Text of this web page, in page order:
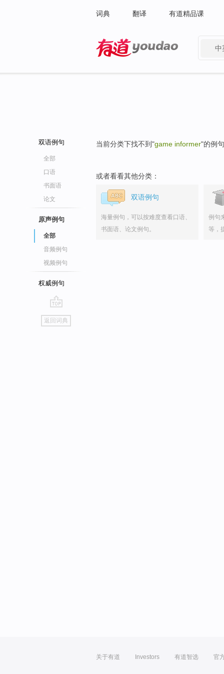
词典 翻译 有道精品课
中
双语例句
全部
口语
书面语
论文
原声例句
全部
音频例句
视频例句
权威例句
go
top
返回词典
当前分类下找不到"game informer"的例句
或者看看其他分类：
双语例句
海量例句，可以按难度查看口语、
书面语、论文例句。
例句
等，
关于有道 Investors 有道智选 官